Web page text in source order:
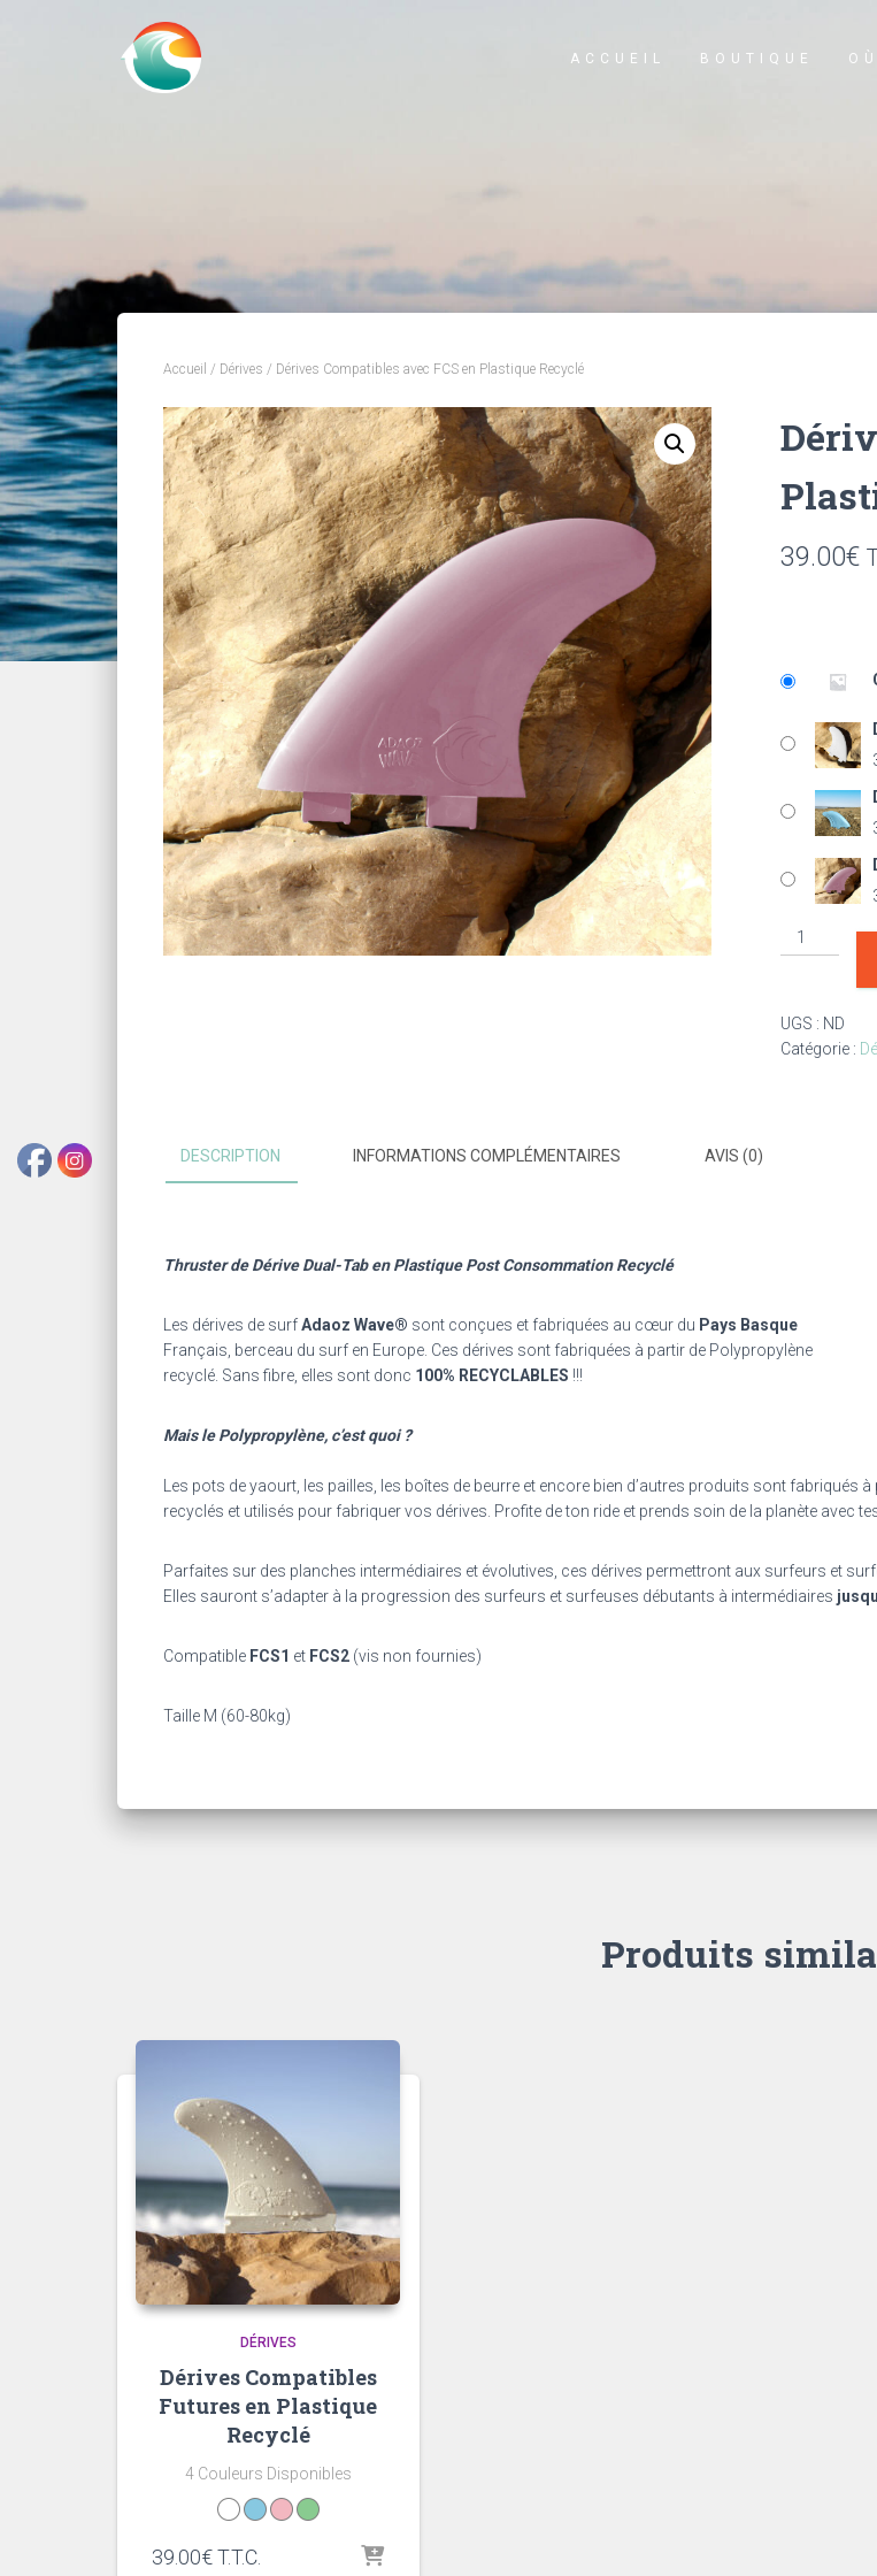
ACCUEIL BOUTIQUE
Accueil / Dérives / Dérives Compatibles avec FCS en Plastique Recyclé
39.00€
quantité
de
avec
FCS
UGS : ND
Catégorie :
DESCRIPTION INFORMATIONS COMPLÉMENTAIRES AVIS (0)
Thruster de Dérive Dual-Tab en Plastique Post Consommation Recyclé
Les dérives de surfAdaoz Wave® sont conçues et fabriquées au cœur du Pays Basque
Français, berceau du surf en Europe. Ces dérives sont fabriquées à partir de Polypropylène
recyclé. Sans fibre, elles sont donc 100% RECYCLABLES !!!
Mais le Polypropylène, c’est quoi ?
Les pots de yaourt, les pailles, les boîtes de beurre et encore bien d’autres produits sont
recyclés et utilisés pour fabriquer vos dérives. Profite de ton ride et prends soin de la planète avec
Parfaites sur des planches intermédiaires et évolutives, ces dérives permettront aux surfeurs et
Elles sauront s’adapter à la progression des surfeurs et surfeuses débutants à intermédiaires
Compatible FCS1 et FCS2 (vis non fournies)
Taille M (60-80kg)
Produits
DÉRIVES
Dérives Compatibles
Futures en Plastique
Recyclé
4 Couleurs Disponibles
39.00€T.T.C.